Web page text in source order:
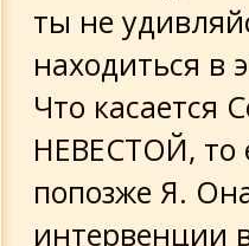
ты не
находиться в
Что касается
НЕВЕСТОЙ, то
попозже Я.
интервенции